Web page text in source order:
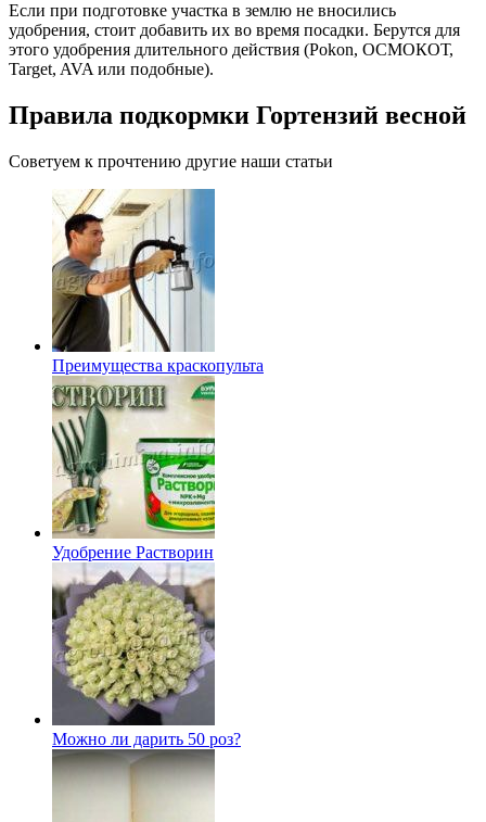
Если при подготовке участка в землю не вносились
удобрения, стоит добавить их во время посадки. Берутся для
этого удобрения длительного действия (Pokon, ОСМОКОТ,
Target, AVA или подобные).
Правила подкормки Гортензий весной
Советуем к прочтению другие наши статьи
Преимущества краскопульта
Удобрение Растворин
Можно ли дарить 50 роз?